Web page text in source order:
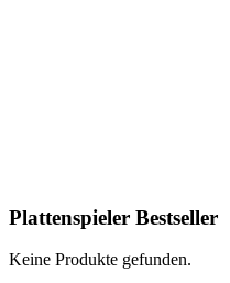
Plattenspieler Bestseller
Keine Produkte gefunden.